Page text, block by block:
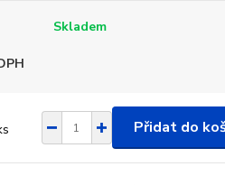
Skladem
Přidat do